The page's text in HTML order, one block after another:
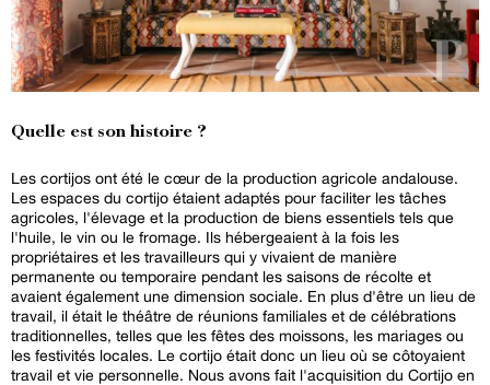
Quelle est son histoire ?
Les cortijos ont été le cœur de la production agricole andalouse.
Les espaces du cortijo étaient adaptés pour faciliter les tâches
agricoles, l'élevage et la production de biens essentiels tels que
l'huile, le vin ou le fromage. Ils hébergeaient à la fois les
propriétaires et les travailleurs qui y vivaient de manière
permanente ou temporaire pendant les saisons de récolte et
avaient également une dimension sociale. En plus d'être un lieu de
travail, il était le théâtre de réunions familiales et de célébrations
traditionnelles, telles que les fêtes des moissons, les mariages ou
les festivités locales. Le cortijo était donc un lieu où se côtoyaient
travail et vie personnelle. Nous avons fait l'acquisition du Cortijo en